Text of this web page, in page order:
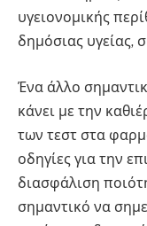
υγειονομικής
δημόσιας υγείας,
Ένα άλλο
κάνει με την
των τεστ στα
οδηγίες για την
διασφάλιση
σημαντικό να